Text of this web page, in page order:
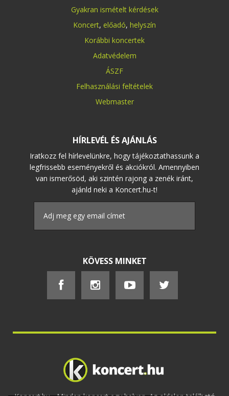
Gyakran ismételt kérdések
Koncert, előadó, helyszín
Korábbi koncertek
Adatvédelem
ÁSZF
Felhasználási feltételek
Webmaster
HÍRLEVÉL ÉS AJÁNLÁS
Iratkozz fel hírlevelünkre, hogy tájékoztathassunk a
legfrissebb eseményekről és akciókról. Amennyiben
van ismerősöd, aki szintén rajong a zenék iránt,
ajánld neki a Koncert.hu-t!
KÖVESS MINKET